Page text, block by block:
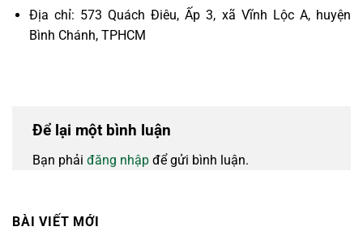
Địa chỉ: 573 Quách Điêu, Ấp 3, xã Vĩnh Lộc A, huyện
Bình Chánh, TPHCM
Để lại một bình luận
Bạn phải đăng nhập để gửi bình luận.
BÀI VIẾT MỚI